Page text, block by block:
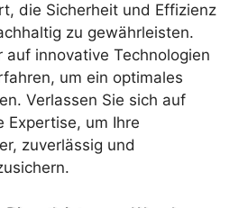
die Sicherheit und Effizienz
zu gewährleisten.
auf innovative Technologien
um ein optimales
Verlassen Sie sich auf
Expertise, um Ihre
zuverlässig und